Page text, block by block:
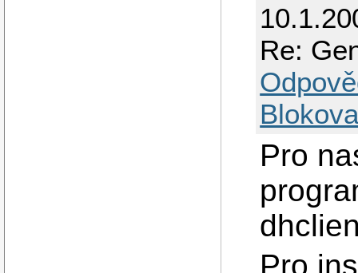
Re:
Pro
Pro